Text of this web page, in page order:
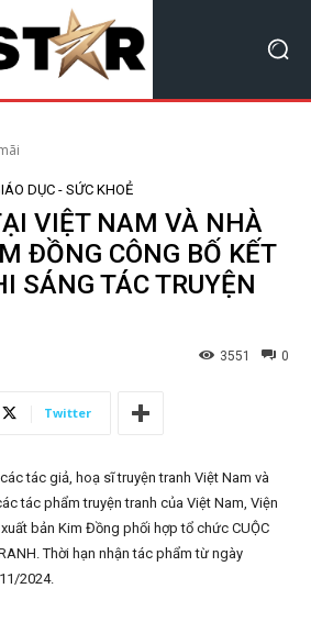
DỤC - SỨC KHOẺ
VIỆT NAM VÀ NHÀ
ĐỒNG CÔNG BỐ KẾT
SÁNG TÁC TRUYỆN
0
3551
Twitter
tác giả, hoạ sĩ truyện tranh Việt Nam và
tác phẩm truyện tranh của Việt Nam, Viện
bản Kim Đồng phối hợp tổ chức CUỘC
Thời hạn nhận tác phẩm từ ngày
2024.